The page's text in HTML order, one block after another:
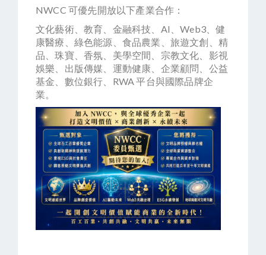
NWCC 可優先開放以下產業合作：
文化藝術、教育、金融科技、AI、Web3、健
康醫療、綠色能源、食品農業、旅遊文創、精
品、珠寶、香氛、美學空間、宗教文化、影視
娛樂、出版傳媒、運動健康、企業顧問、公益
基金、數位銀行、RWA 平台與國際品牌企
業。